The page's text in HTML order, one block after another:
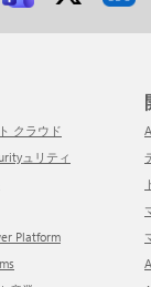
クラウド
ュリティ
Platform